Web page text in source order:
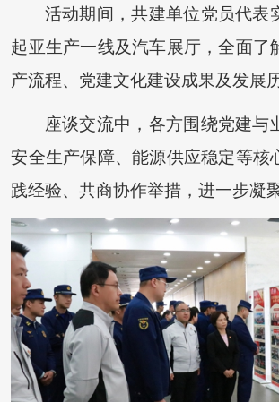
活动期间，共建单位党员代表
起亚生产一线及汽车展厅，全面了
产流程、党建文化建设成果及发展历
座谈交流中，各方围绕党建与
安全生产保障、能源供应稳定等核
践经验、共商协作举措，进一步凝